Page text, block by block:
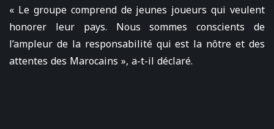
« Le groupe comprend de jeunes joueurs qui veulent
honorer leur pays. Nous sommes conscients de
l’ampleur de la responsabilité qui est la nôtre et des
attentes des Marocains », a-t-il déclaré.